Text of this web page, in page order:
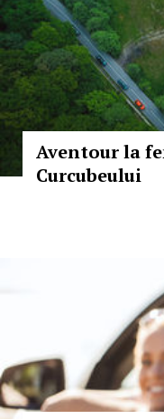
Aventour la
Curcubeului